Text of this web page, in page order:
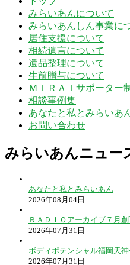
みらいあんについて
みらいあんしん事業に
居住支援について
相続遺言について
遺品整理について
生前贈与について
ＭＩＲＡＩサポーター
相談事例集
あなたと私とみらいあ
お問い合わせ
みらいあんニュー
あなたと私とみらいあん
2026年08月04日
ＲＡＤＩＯアーカイブ７月
2026年07月31日
ボディポテンシャル福岡天
2026年07月31日